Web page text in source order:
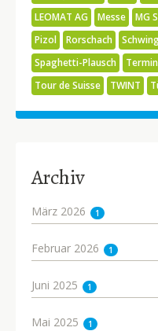
LEOMAT AG
Messe MG
Pizol
Rorschach
Spaghetti-Plausch
Tour de Suisse
TWINT
Archiv
März 2026 1
Februar 2026 1
Juni 2025 1
Mai 2025 1